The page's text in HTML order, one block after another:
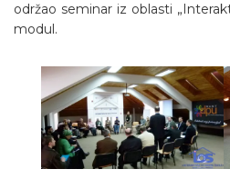
održao seminar iz oblasti
modul.